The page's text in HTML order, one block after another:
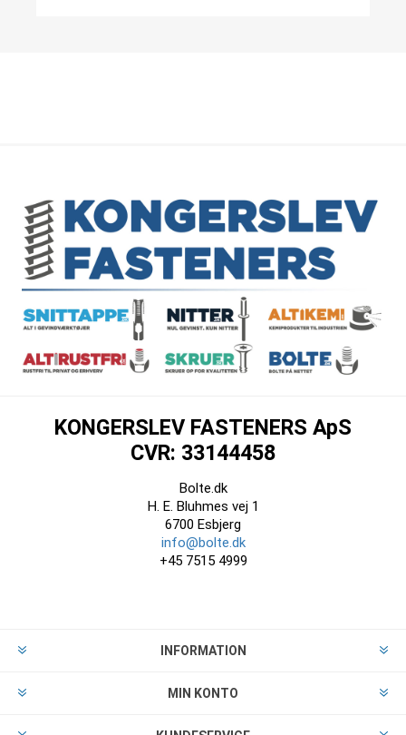
KONGERSLEV FASTENERS ApS
CVR: 33144458
Bolte.dk
H. E. Bluhmes vej 1
6700 Esbjerg
info@bolte.dk
+45 7515 4999
INFORMATION
MIN KONTO